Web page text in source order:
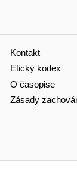
Kontakt
Etický kodex
O časopise
Zásady